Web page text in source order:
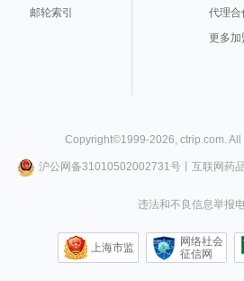
邮轮索引
代理合
更多加
Copyright©1999-2026 ctrip.com .
沪公网备31010502002731号丨 互联网药
违法和不良信息举报
上海市监
网络社会
征信网